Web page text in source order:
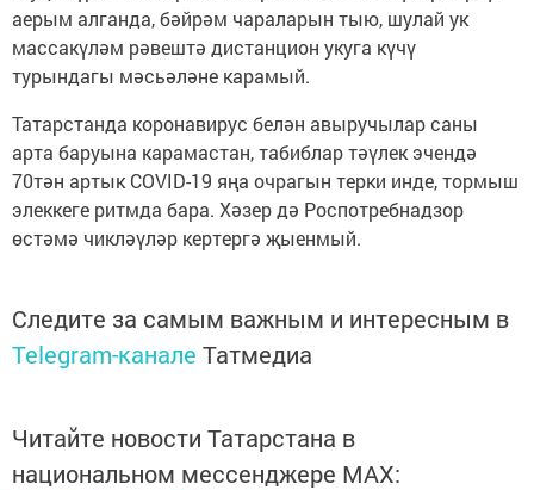
аерым алганда, бәйрәм чараларын тыю, шулай ук
массакүләм рәвештә дистанцион укуга күчү
турындагы мәсьәләне карамый.
Татарстанда коронавирус белән авыручылар саны
арта баруына карамастан, табиблар тәүлек эчендә
70тән артык COVID-19 яңа очрагын терки инде, тормыш
элеккеге ритмда бара. Хәзер дә Роспотребнадзор
өстәмә чикләүләр кертергә җыенмый.
Следите за самым важным и интересным в
Telegram-канале Татмедиа
Читайте новости Татарстана в
национальном мессенджере MАХ: